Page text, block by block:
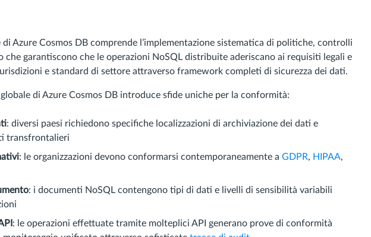
Azure Cosmos DB comprende l’implementazione sistematica di politiche, controlli
che garantiscono che le operazioni NoSQL distribuite aderiscano ai requisiti legali e
e standard di settore attraverso framework completi di sicurezza dei dati.
di Azure Cosmos DB introduce sfide uniche per la conformità:
: diversi paesi richiedono specifiche localizzazioni di archiviazione dei dati e
transfrontalieri
: le organizzazioni devono conformarsi contemporaneamente a GDPR, HIPAA,
: i documenti NoSQL contengono tipi di dati e livelli di sensibilità variabili
: le operazioni effettuate tramite molteplici API generano prove di conformità